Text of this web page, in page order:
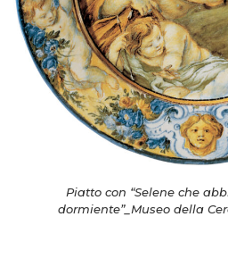
Piatto con “Selene che
dormiente”_Museo della